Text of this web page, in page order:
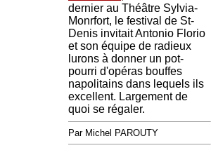
dernier au Théâtre Sylvia-
Monrfort, le festival de St-
Denis invitait Antonio Florio
et son équipe de radieux
lurons à donner un pot-
pourri d'opéras bouffes
napolitains dans lequels ils
excellent. Largement de
quoi se régaler.
Par Michel PAROUTY